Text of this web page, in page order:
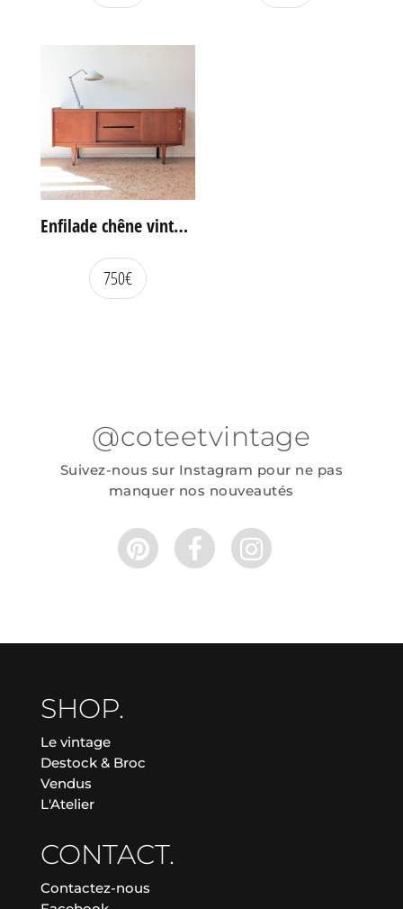
Enfilade chêne vintage portes coulissantes
750€
@coteetvintage
Suivez-nous sur Instagram pour ne pas
manquer nos nouveautés
SHOP.
Le vintage
Destock & Broc
Vendus
L'Atelier
CONTACT.
Contactez-nous